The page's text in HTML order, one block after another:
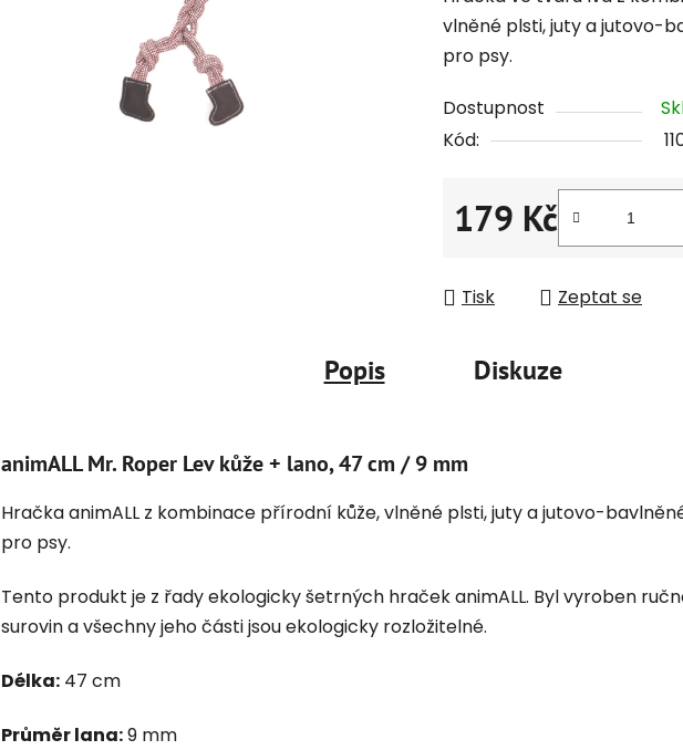
vlněné plsti, juty a jutovo-
pro psy.
Dostupnost
Kód:
179 Kč
Měrná cena:
Tisk Zeptat se
Popis Diskuze
animALL Mr. Roper Lev kůže + lano, 47 cm / 9 mm
Hračka animALL z kombinace přírodní kůže, vlněné plsti, juty a jutovo-
pro psy.
Tento produkt je z řady ekologicky šetrných hraček animALL. Byl vyroben
surovin a všechny jeho části jsou ekologicky rozložitelné.
Délka: 47 cm
Průměr lana:9 mm